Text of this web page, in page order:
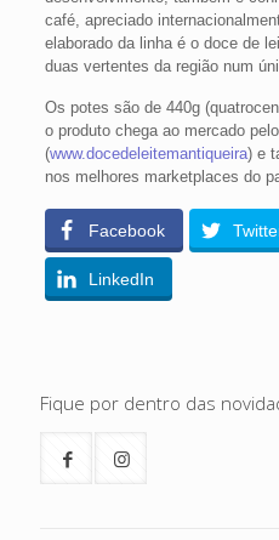
café, apreciado
elaborado da linha é o doce de
duas vertentes da região num
Os potes são de 440g
o produto chega ao mercado
(www.docedeleitemantiqueira) e
nos melhores marketplaces do
Facebook
LinkedIn
Fique por dentro das